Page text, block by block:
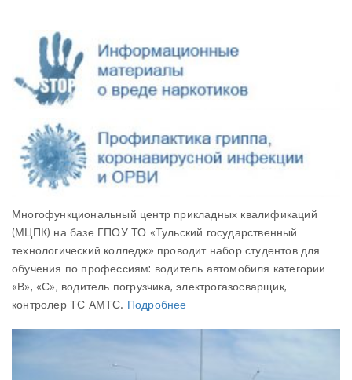
Многофункциональный центр прикладных квалификаций
(МЦПК) на базе ГПОУ ТО «Тульский государственный
технологический колледж» проводит набор студентов для
обучения по профессиям: водитель автомобиля категории
«В», «С», водитель погрузчика, электрогазосварщик,
контролер ТС АМТС. Подробнее